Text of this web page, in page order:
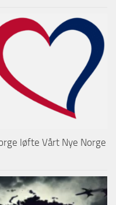
løfte Vårt Nye Norge